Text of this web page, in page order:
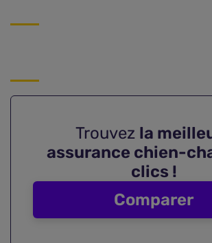
Trouvez la
assurance chien-
clics !
Comparer